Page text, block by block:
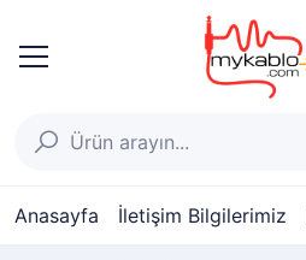
Anasayfa İletişim Bilgilerimiz